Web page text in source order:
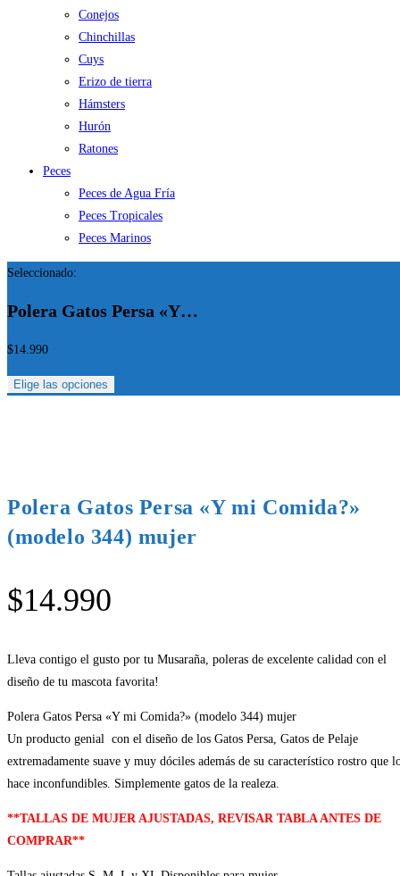
Conejos
Chinchillas
Cuys
Erizo de tierra
Hámsters
Hurón
Ratones
Peces
Peces de Agua Fría
Peces Tropicales
Peces Marinos
Seleccionado:
Polera Gatos Persa «Y…
$14.990
Elige las opciones
Polera Gatos Persa «Y mi Comida?»
(modelo 344) mujer
$14.990
Lleva contigo el gusto por tu Musaraña, poleras de excelente calidad con el
diseño de tu mascota favorita!
Polera Gatos Persa «Y mi Comida?» (modelo 344) mujer
Un producto genial con el diseño de los Gatos Persa, Gatos de Pelaje
extremadamente suave y muy dóciles además de su característico rostro que
hace inconfundibles. Simplemente gatos de la realeza.
**TALLAS DE MUJER AJUSTADAS, REVISAR TABLA ANTES DE
COMPRAR**